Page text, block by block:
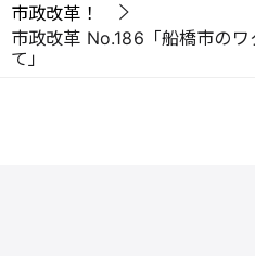
市政改革！
市政改革 No.186「船橋市の
て」